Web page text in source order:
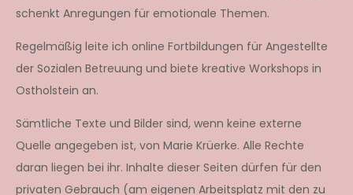
schenkt Anregungen für emotionale Themen.
Regelmäßig leite ich online Fortbildungen für Angestellte
der Sozialen Betreuung und biete kreative Workshops in
Ostholstein an.
Sämtliche Texte und Bilder sind, wenn keine externe
Quelle angegeben ist, von Marie Krüerke. Alle Rechte
daran liegen bei ihr. Inhalte dieser Seiten dürfen für den
privaten Gebrauch (am eigenen Arbeitsplatz mit den zu